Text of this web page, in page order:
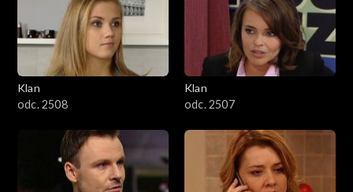
Klan
odc. 2508
Klan
odc. 2507